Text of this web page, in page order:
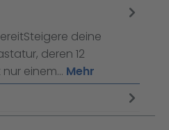
deine
deren 12
einem… Mehr